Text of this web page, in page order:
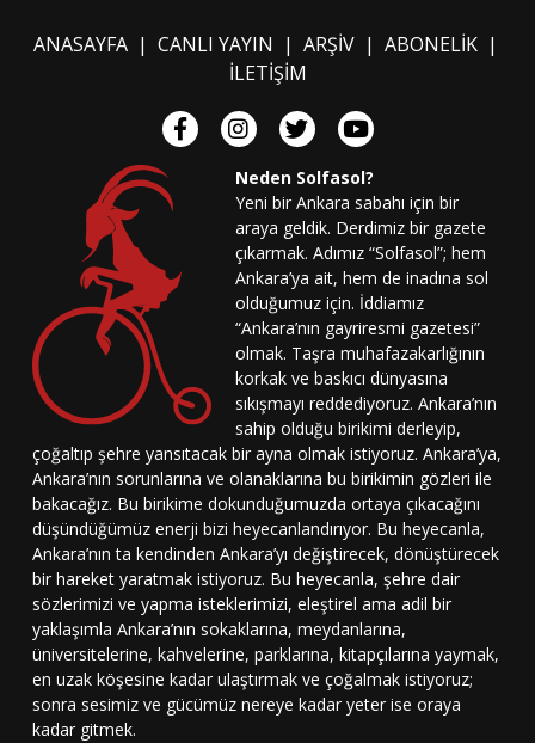
ANASAYFA| CANLI YAYIN | ARŞİV| ABONELİK|
İLETİŞİM
Neden Solfasol?
Yeni bir Ankara sabahı için bir
araya geldik. Derdimiz bir gazete
çıkarmak. Adımız “Solfasol”; hem
Ankara’ya ait, hem de inadına sol
olduğumuz için. İddiamız
“Ankara’nın gayriresmi gazetesi”
olmak. Taşra muhafazakarlığının
korkak ve baskıcı dünyasına
sıkışmayı reddediyoruz. Ankara’nın
sahip olduğu birikimi derleyip,
çoğaltıp şehre yansıtacak bir ayna olmak istiyoruz. Ankara’ya,
Ankara’nın sorunlarına ve olanaklarına bu birikimin gözleri ile
bakacağız. Bu birikime dokunduğumuzda ortaya çıkacağını
düşündüğümüz enerji bizi heyecanlandırıyor. Bu heyecanla,
Ankara’nın ta kendinden Ankara’yı değiştirecek, dönüştürecek
bir hareket yaratmak istiyoruz. Bu heyecanla, şehre dair
sözlerimizi ve yapma isteklerimizi, eleştirel ama adil bir
yaklaşımla Ankara’nın sokaklarına, meydanlarına,
üniversitelerine, kahvelerine, parklarına, kitapçılarına yaymak,
en uzak köşesine kadar ulaştırmak ve çoğalmak istiyoruz;
sonra sesimiz ve gücümüz nereye kadar yeter ise oraya
kadar gitmek.